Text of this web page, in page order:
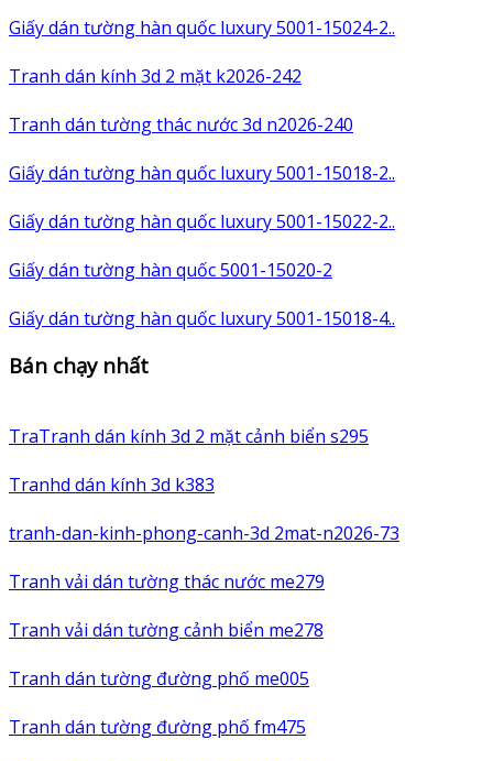
Giấy dán tường hàn quốc luxury 5001-15024-2..
Tranh dán kính 3d 2 mặt k2026-242
Tranh dán tường thác nước 3d n2026-240
Giấy dán tường hàn quốc luxury 5001-15018-2..
Giấy dán tường hàn quốc luxury 5001-15022-2..
Giấy dán tường hàn quốc 5001-15020-2
Giấy dán tường hàn quốc luxury 5001-15018-4..
Bán chạy nhất
TraTranh dán kính 3d 2 mặt cảnh biển s295
Tranhd dán kính 3d k383
tranh-dan-kinh-phong-canh-3d 2mat-n2026-73
Tranh vải dán tường thác nước me279
Tranh vải dán tường cảnh biển me278
Tranh dán tường đường phố me005
Tranh dán tường đường phố fm475